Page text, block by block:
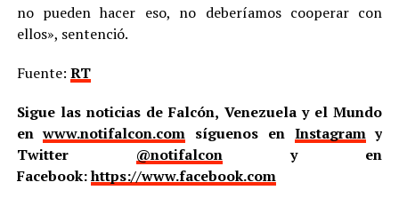
no pueden hacer eso, no deberíamos cooperar con
ellos», sentenció.
Fuente: RT
Sigue las noticias de Falcón, Venezuela y el Mundo
enwww.notifalcon.com síguenos en Instagramy
Twitter @notifalcony en
Facebook:https://www.facebook.com